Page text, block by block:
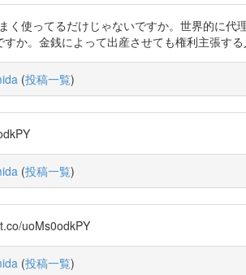
く使ってるだけじゃないですか。世界的に
か。金銭によって出産させても権利主張す
(投稿一覧)
(投稿一覧)
uoMs0odkPY
(投稿一覧)